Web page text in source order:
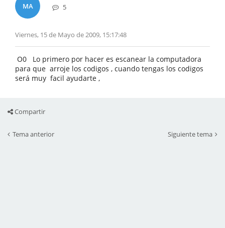
MA 5
Viernes, 15 de Mayo de 2009, 15:17:48
O0 Lo primero por hacer es escanear la computadora
para que arroje los codigos , cuando tengas los codigos
será muy facil ayudarte ,
Compartir
Tema anterior Siguiente tema